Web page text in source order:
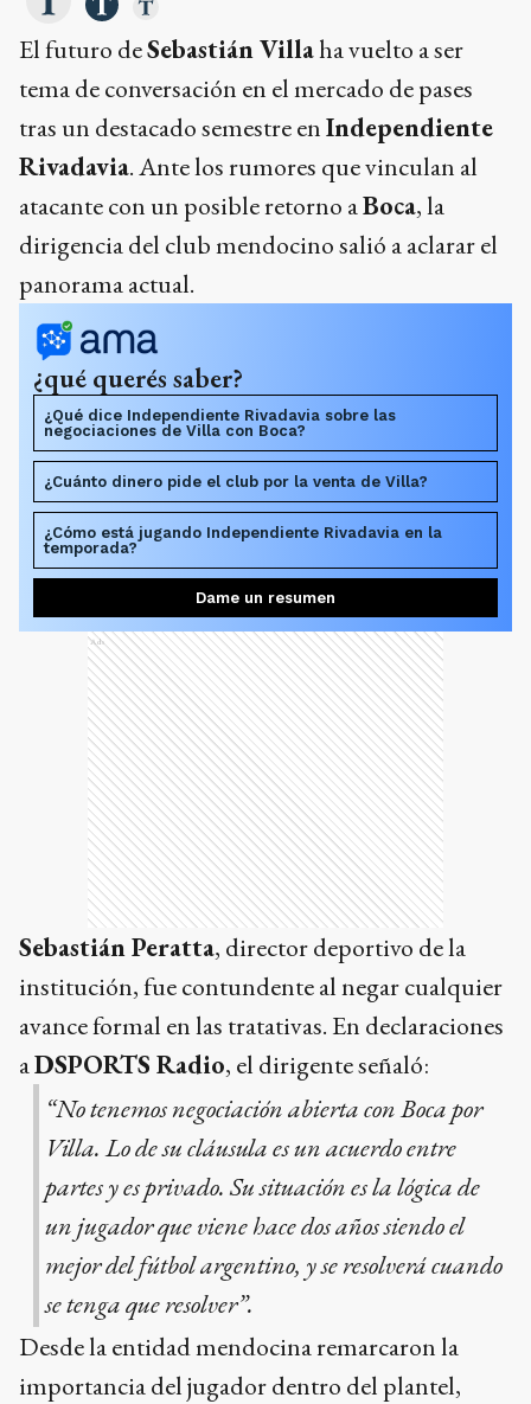
El futuro deSebastián Villaha vuelto a ser
tema de conversación en el mercado de pases
tras un destacado semestre enIndependiente
Rivadavia. Ante los rumores que vinculan al
atacante con un posible retorno aBoca, la
dirigencia del club mendocino salió a aclarar el
panorama actual.
¿qué querés saber?
¿Qué dice Independiente Rivadavia sobre las
negociaciones de Villa con Boca?
¿Cuánto dinero pide el club por la venta de Villa?
¿Cómo está jugando Independiente Rivadavia en la
temporada?
Dame un resumen
Ads
Sebastián Peratta, director deportivo de la
institución, fue contundente al negar cualquier
avance formal en las tratativas. En declaraciones
aDSPORTS Radio, el dirigente señaló:
“No tenemos negociación abierta con Boca por
Villa. Lo de su cláusula es un acuerdo entre
partes y es privado. Su situación es la lógica de
un jugador que viene hace dos años siendo el
mejor del fútbol argentino, y se resolverá cuando
se tenga que resolver”.
Desde la entidad mendocina remarcaron la
importancia del jugador dentro del plantel,